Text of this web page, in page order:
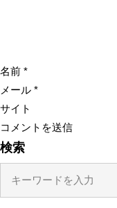
名前 *
メール *
サイト
検索